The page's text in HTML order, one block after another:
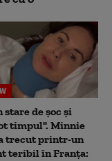
stare de șoc și
timpul". Minnie
trecut printr-un
teribil în Franța: